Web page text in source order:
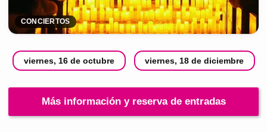
CONCIERTOS
viernes, 16 de octubre viernes, 18 de diciembre
Más información y reserva de entradas